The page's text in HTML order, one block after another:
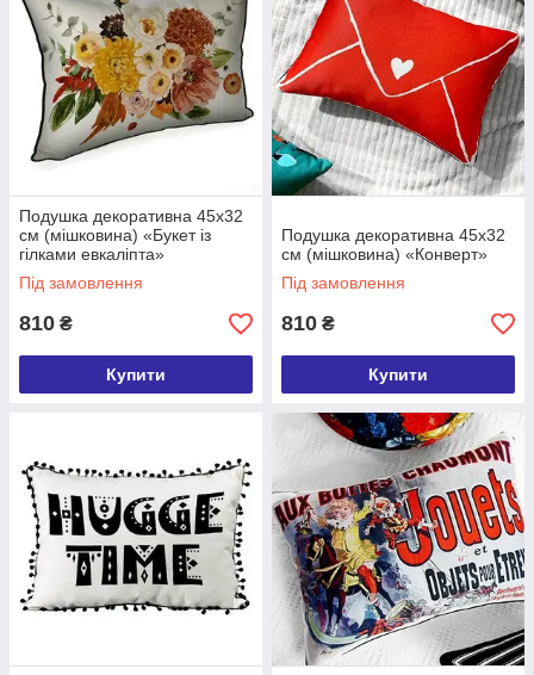
Подушка декоративна 45х32
см (мішковина) «Букет із
гілками евкаліпта»
Під замовлення
810 ₴
Купити
Подушка декоративна 45х32
см (мішковина) «Конверт»
Під замовлення
810 ₴
Купити